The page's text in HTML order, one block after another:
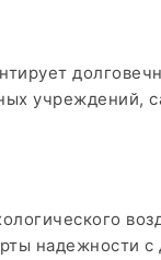
учреждений,
надежности